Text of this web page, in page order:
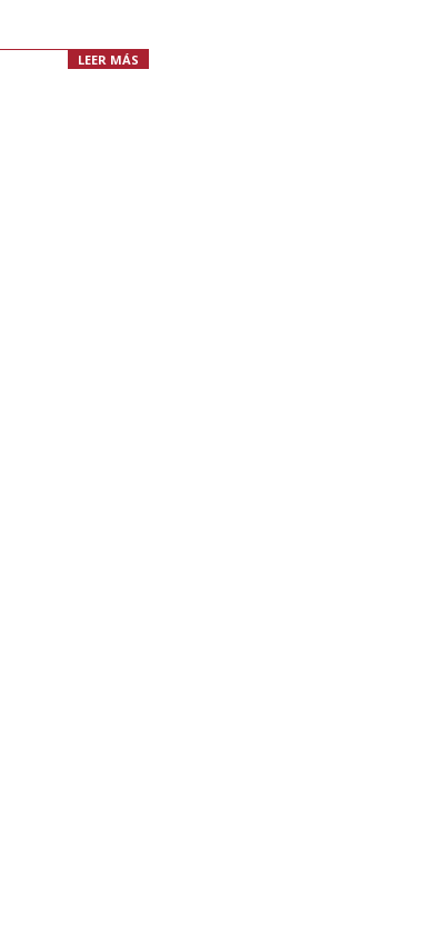
LEER MÁS